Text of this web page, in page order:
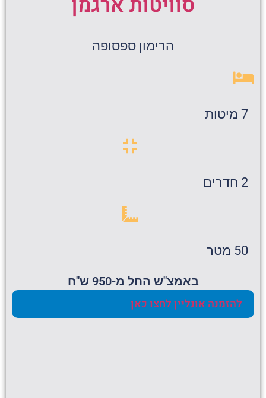
הרימון ספסופה
7 מיטות
2 חדרים
50 מטר
באמצ"ש החל מ-950 ש"ח
להזמנה אונליין לחצו כאן